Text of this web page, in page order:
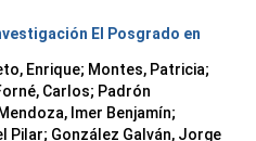
El Posgrado en
Enrique; Montes, Patricia;
Carlos; Padrón
Imer Benjamín;
Pilar; González Galván, Jorge